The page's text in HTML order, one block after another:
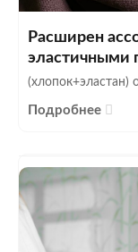
Расширен
эластичными
(хлопок+эластан)
Подробнее